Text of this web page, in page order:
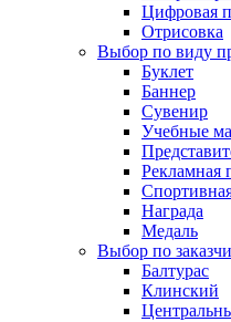
Цифровая
Отрисовка
Выбор по виду
Буклет
Баннер
Сувенир
Учебные
Рекламная
Награда
Медаль
Выбор по
Балтурас
Клинский